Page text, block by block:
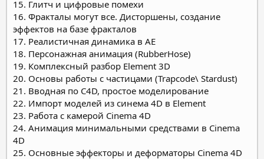
15. Глитч и цифровые помехи
16. Фракталы могут все. Дисторшены, создание
эффектов на базе фракталов
17. Реалистичная динамика в АЕ
18. Персонажная анимация (RubberHose)
19. Комплексный разбор Element 3D
20. Основы работы с частицами (Trapcode\ Stardust)
21. Вводная по C4D, простое моделирование
22. Импорт моделей из синема 4D в Element
23. Работа с камерой Cinema 4D
24. Анимация минимальными средствами в Cinema
4D
25. Основные эффекторы и деформаторы Cinema 4D